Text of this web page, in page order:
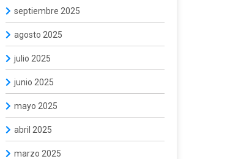
septiembre 2025
agosto 2025
julio 2025
junio 2025
mayo 2025
abril 2025
marzo 2025